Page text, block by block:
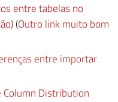
entre tabelas no
(Outro link muito bom
entre importar
Distribution